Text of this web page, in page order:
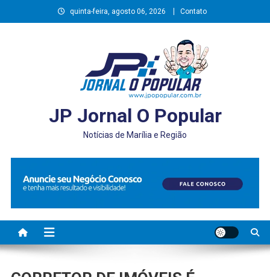
to
quinta-feira, agosto 06, 2026 Contato
JP Jornal O Popular
Notícias de Marília e Região